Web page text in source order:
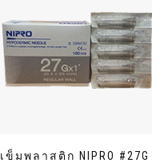
เข็มพลาสติก NIPRO #27G